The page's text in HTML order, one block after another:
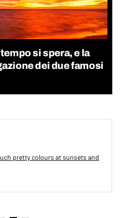
si spera, e la
dei due famosi
pretty colours at sunsets and